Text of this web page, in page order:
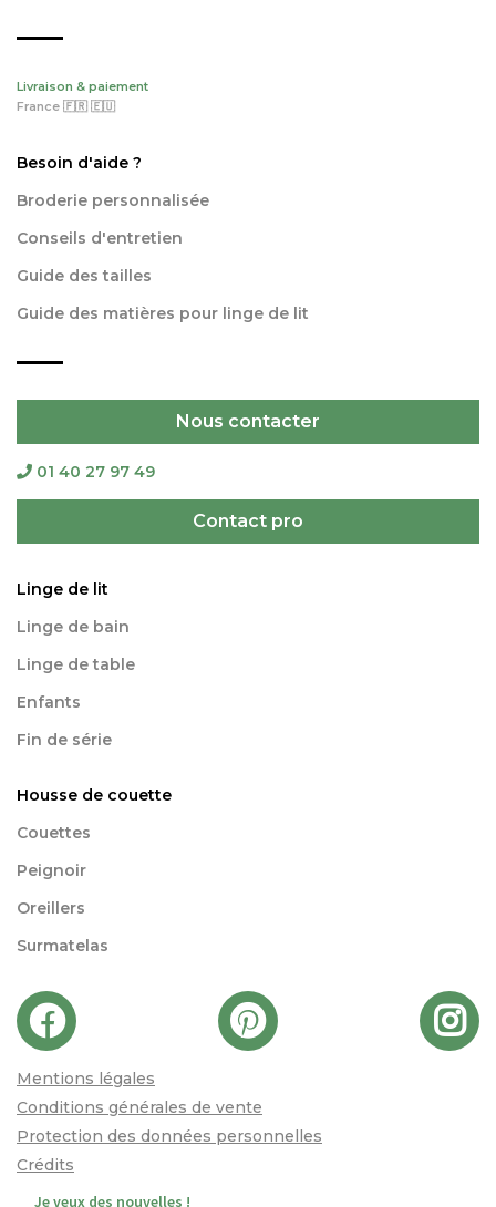
Livraison & paiement
France 🇫🇷 🇪🇺
Besoin d'aide ?
Broderie personnalisée
Conseils d'entretien
Guide des tailles
Guide des matières pour linge de lit
Nous contacter
01 40 27 97 49
Contact pro
Linge de lit
Linge de bain
Linge de table
Enfants
Fin de série
Housse de couette
Couettes
Peignoir
Oreillers
Surmatelas
Mentions légales
Conditions générales de vente
Protection des données personnelles
Crédits
Je veux des nouvelles !